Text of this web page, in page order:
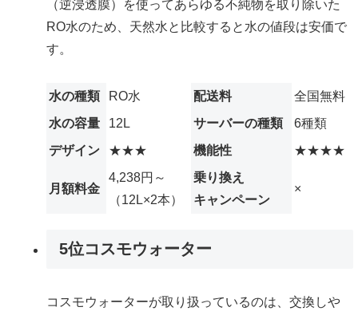
（逆浸透膜）を使ってあらゆる不純物を取り除いた
RO水のため、天然水と比較すると水の値段は安価で
す。
水の種類 RO水 配送料
全国無料
水の容量
12L サーバーの種類
6種類
デザイン
★★★ 機能性 ★★★★
月額料金
4,238円～
（12L×2本）
乗り換え
キャンペーン
×
5位コスモウォーター
コスモウォーターが取り扱っているのは、交換しや